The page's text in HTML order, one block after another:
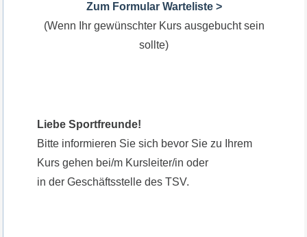
Zum Formular Warteliste >
(Wenn Ihr gewünschter Kurs ausgebucht sein
sollte)
Liebe Sportfreunde!
Bitte informieren Sie sich bevor Sie zu Ihrem
Kurs gehen bei/m Kursleiter/in oder
in der Geschäftsstelle des TSV.